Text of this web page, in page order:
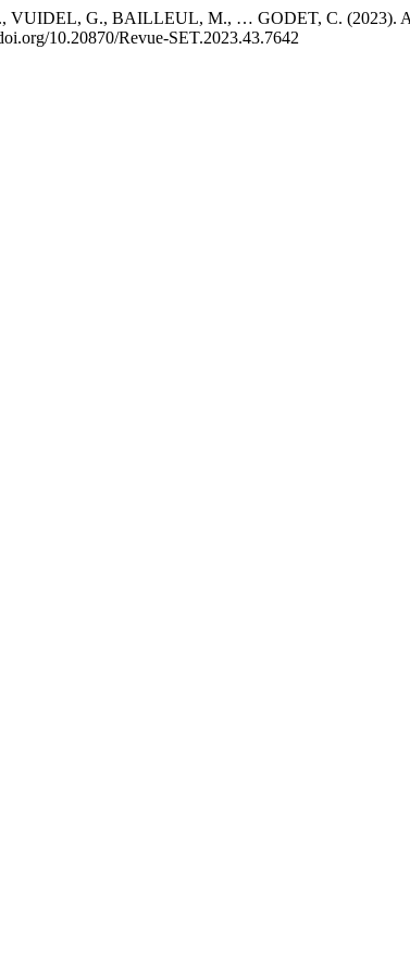
G., BAILLEUL, M., … GODET, C. (2023).
10.20870/Revue-SET.2023.43.7642